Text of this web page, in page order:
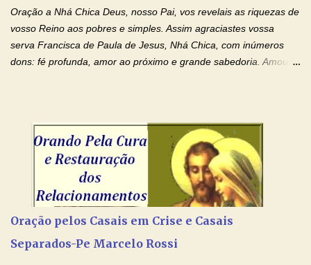
espiritual, através do toque consolador de tuas Mãos
ensanguentadas e infinitamente poderosas. Eu reconheço,
apesar de toda a minha limitação e da infinidade dos meus ...
Oração a Nhá Chica Deus, nosso Pai, vos revelais as riquezas de
vosso Reino aos pobres e simples. Assim agraciastes vossa
serva Francisca de Paula de Jesus, Nhá Chica, com inúmeros
dons: fé profunda, amor ao próximo e grande sabedoria. Amou a
Senhor Jesus Cristo, vosso Filho, na unidade do Espírito Santo.
Amém. Novena a Nhá Chica (Oração para obter os favores
celestiais através da intercessão da Serva de Deus Nhá Chica)
(Rezar durante nove dias seguidos ou intercalados) Nhá Chica,
recorro a vós como intercessora entre a Bondade Divina e as
necessidades humanas. Peço-vos, como favor espiritual, que
entregueis nas mãos do Santíssimo o meu pedido urgente (Fazer
o pedido). Acolhei, Nhá Chica, no vosso coração bondoso as
Oração pelos Casais em Crise e Casais
Separados-Pe Marcelo Rossi